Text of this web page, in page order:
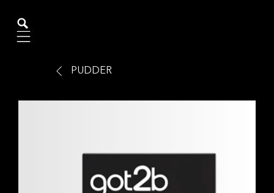
Mobile navigation
PUDDER